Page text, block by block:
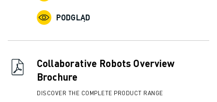
PODGLĄD
Collaborative Robots Overview
Brochure
DISCOVER THE COMPLETE PRODUCT RANGE